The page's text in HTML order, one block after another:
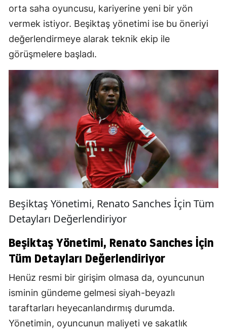
orta saha oyuncusu, kariyerine yeni bir yön
vermek istiyor. Beşiktaş yönetimi ise bu öneriyi
değerlendirmeye alarak teknik ekip ile
görüşmelere başladı.
Beşiktaş Yönetimi, Renato Sanches İçin Tüm
Detayları Değerlendiriyor
Beşiktaş Yönetimi, Renato Sanches İçin
Tüm Detayları Değerlendiriyor
Henüz resmi bir girişim olmasa da, oyuncunun
isminin gündeme gelmesi siyah-beyazlı
taraftarları heyecanlandırmış durumda.
Yönetimin, oyuncunun maliyeti ve sakatlık